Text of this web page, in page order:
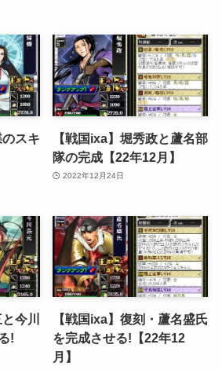
のスキ
【戦国ixa】堀秀政と蘆名部
隊の完成【22年12月】
2022年12月24日
今川
!
【戦国ixa】復刻・蘆名盛氏
を完成させる!【22年12
月】